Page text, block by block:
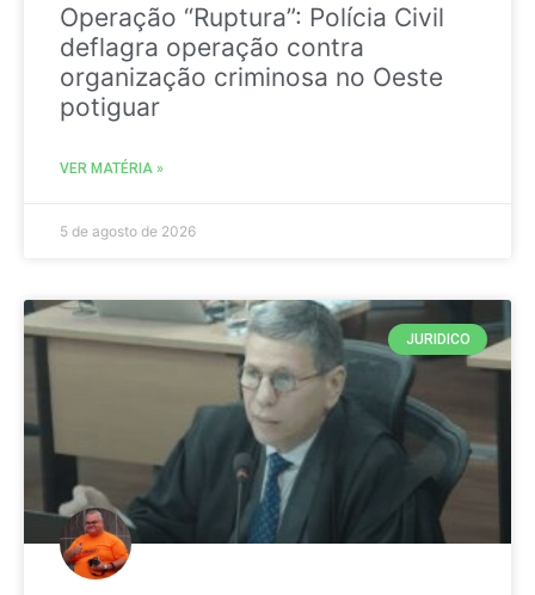
Operação “Ruptura”: Polícia Civil
deflagra operação contra
organização criminosa no Oeste
potiguar
VER MATÉRIA »
5 de agosto de 2026
JURIDICO